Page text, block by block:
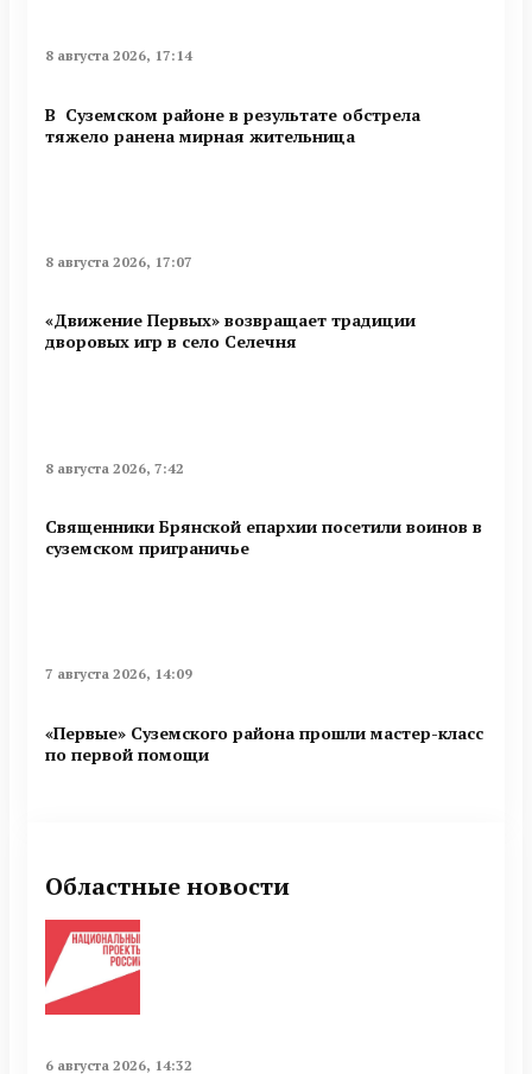
8 августа 2026, 17:14
В Суземском районе в результате обстрела
тяжело ранена мирная жительница
8 августа 2026, 17:07
«Движение Первых» возвращает традиции
дворовых игр в село Селечня
8 августа 2026, 7:42
Священники Брянской епархии посетили воинов в
суземском приграничье
7 августа 2026, 14:09
«Первые» Суземского района прошли мастер-класс
по первой помощи
Областные новости
6 августа 2026, 14:32